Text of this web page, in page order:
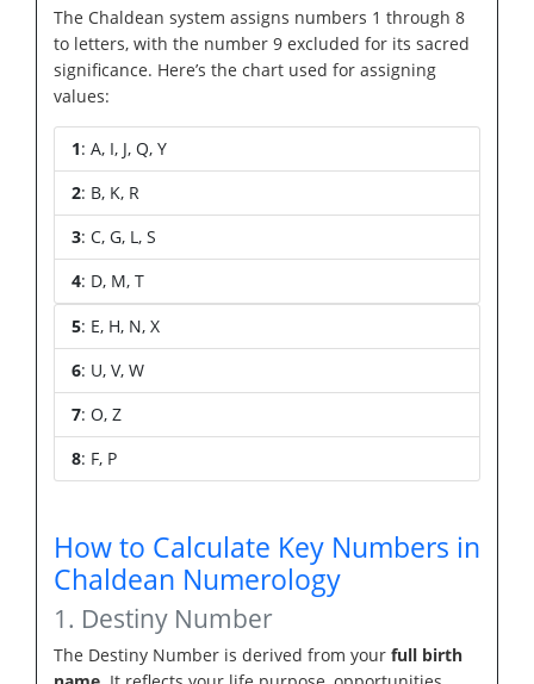
The Chaldean system assigns numbers 1 through 8
to letters, with the number 9 excluded for its sacred
significance. Here’s the chart used for assigning
values:
1: A, I, J, Q, Y
2: B, K, R
3: C, G, L, S
4: D, M, T
5: E, H, N, X
6: U, V, W
7: O, Z
8: F, P
How to Calculate Key Numbers in
Chaldean Numerology
1. Destiny Number
The Destiny Number is derived from your full birth